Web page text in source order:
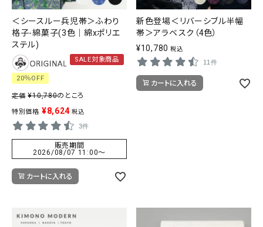
＜シースルー兵児帯＞ふわり
格子-綿菓子(3色｜綿xポリエ
ステル)
SALE対象商品
20％OFF
定価 ¥10,780のところ
特別価格 ¥8,624 税込
3件
販売期間
2026/08/07 11:00〜
カートに入れる
新色登場＜リバーシブル半幅
帯＞アラベスク（4色）
¥10,780 税込
11件
カートに入れる